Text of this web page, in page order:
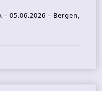
– 05.06.2026 – Bergen,